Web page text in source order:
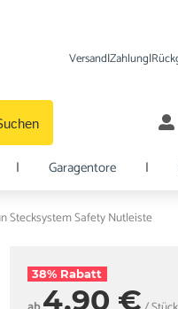
Versand|Zahlung|
| Garagentore |
Stecksystem Safety Nutleiste
38% Rabatt
4,90 €